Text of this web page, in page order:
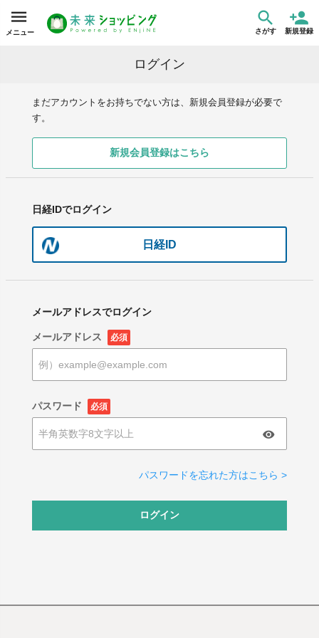
メニュー さがす 新規登録
ログイン
まだアカウントをお持ちでない方は、新規会員登録が必要で
す。
新規会員登録はこちら
日経IDでログイン
日経ID
メールアドレスでログイン
メールアドレス 必須
パスワード 必須
パスワードを忘れた方はこちら >
ログイン